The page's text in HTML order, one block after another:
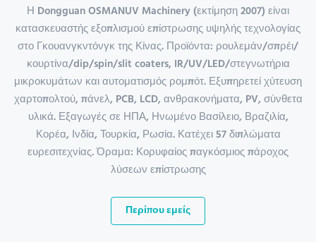
Η Dongguan OSMANUV Machinery (εκτίμηση 2007) είναι
κατασκευαστής εξοπλισμού επίστρωσης υψηλής τεχνολογίας
στο Γκουανγκντόνγκ της Κίνας. Προϊόντα: ρουλεμάν/σπρέι/
κουρτίνα/dip/spin/slit coaters, IR/UV/LED/στεγνωτήρια
μικροκυμάτων και αυτοματισμός ρομπότ. Εξυπηρετεί χύτευση
χαρτοπολτού, πάνελ, PCB, LCD, ανθρακονήματα, PV, σύνθετα
υλικά. Εξαγωγές σε ΗΠΑ, Ηνωμένο Βασίλειο, Βραζιλία,
Κορέα, Ινδία, Τουρκία, Ρωσία. Κατέχει 57 διπλώματα
ευρεσιτεχνίας. Όραμα: Κορυφαίος παγκόσμιος πάροχος
λύσεων επίστρωσης
Περίπου εμείς